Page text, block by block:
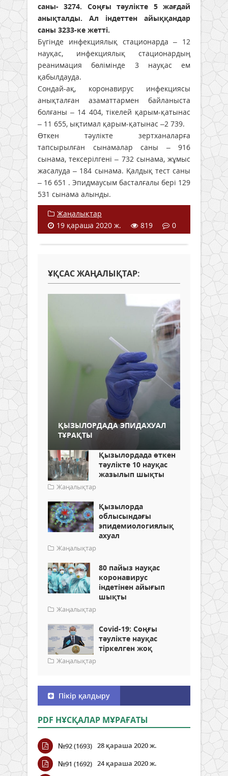
саны- 3274. Соңғы тәулікте 5 жағдай
анықталды. Ал індеттен айыққандар
саны 3233-ке жетті.
Бүгінде инфекциялық стационарда – 12
науқас, инфекциялық стационардың
реанимация бөлімінде 3 науқас ем
қабылдауда.
Сондай-ақ, коронавирус инфекциясы
анықталған азаматтармен байланыста
болғаны – 14 404, тікелей қарым-қатынас
– 11 655, ықтимал қарым-қатынас –2 739.
Өткен тәулікте зертханаларға
тапсырылған сынамалар саны – 916
сынама, тексерілгені – 732 сынама, жұмыс
жасалуда – 184 сынама. Қалдық тест саны
– 16 651 . Эпидмаусым басталғалы бері 129
531 сынама алынды.
Жаңалықтар
19 қараша 2020 ж.
819 0
ҰҚСАС ЖАҢАЛЫҚТАР:
ҚЫЗЫЛОРДАДА ЭПИДАХУАЛ
ТҰРАҚТЫ
Қызылордада өткен
тәулікте 10 науқас
жазылып шықты
Жаңалықтар
Қызылорда
облысындағы
эпидемиологиялық
ахуал
Жаңалықтар
80 пайыз науқас
коронавирус
індетінен айығып
шықты
Жаңалықтар
Covid-19: Соңғы
тәулікте науқас
тіркелген жоқ
Жаңалықтар
Пікір қалдыру
PDF НҰСҚАЛАР МҰРАҒАТЫ
№92 (1693) 28 қараша 2020 ж.
№91 (1692) 24 қараша 2020 ж.